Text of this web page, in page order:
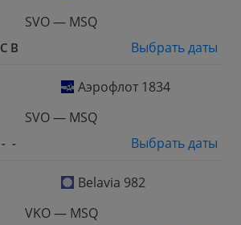
SVO — MSQ
С В
Выбрать даты
Аэрофлот 1834
SVO — MSQ
- -
Выбрать даты
Belavia 982
VKO — MSQ